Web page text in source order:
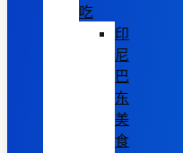
吃
印
尼
巴
东
美
食